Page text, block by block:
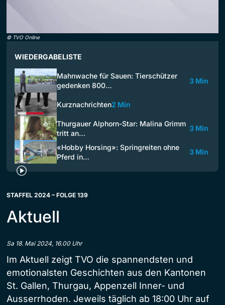
© TVO Online
WIEDERGABELISTE
Mahnwache für Sauen: Tierschützer
gedenken 800…
3 Min
Kurznachrichten2 Min
Thurgauer Alphorn-Star: Malina Grimm
tritt an…
3 Min
«Hobby Horsing»: Springreiten ohne
Pferd in…
3 Min
STAFFEL 2024 – FOLGE 139
Aktuell
Sa 18. Mai 2024, 16.00 Uhr
Im Aktuell zeigt TVO die spannendsten und
emotionalsten Geschichten aus den Kantonen
St. Gallen, Thurgau, Appenzell Inner- und
Ausserrhoden. Jeweils täglich ab 18:00 Uhr auf